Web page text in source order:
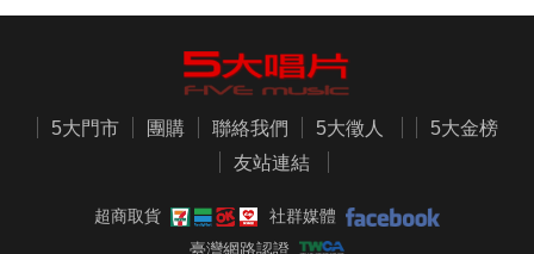
5大門市 團購 聯絡我們 5大徵人
5大金榜
友站連結
超商取貨
社群媒體
臺灣網路認證